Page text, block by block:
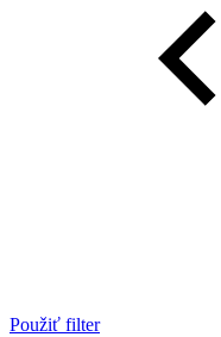
Použiť filter